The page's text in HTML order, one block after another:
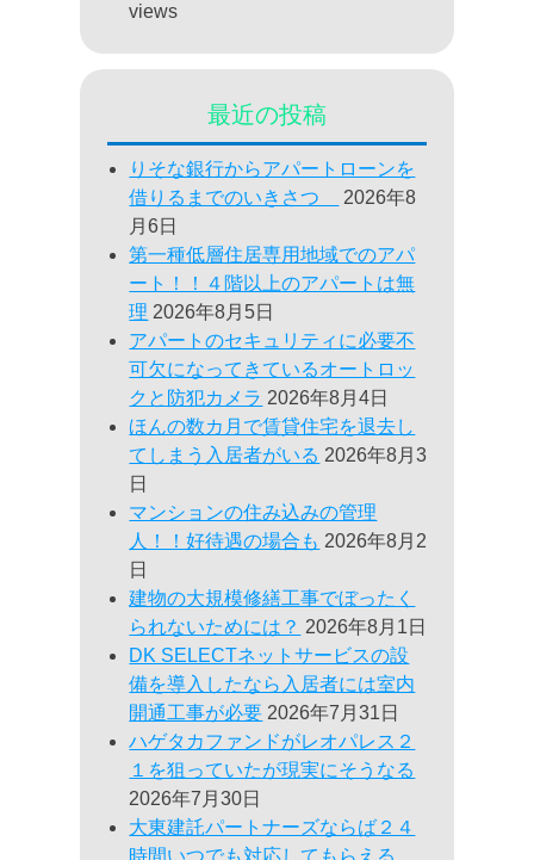
views
最近の投稿
りそな銀行からアパートローンを
借りるまでのいきさつ
2026年8
月6日
第一種低層住居専用地域でのアパ
ート！！４階以上のアパートは無
理 2026年8月5日
アパートのセキュリティに必要不
可欠になってきているオートロッ
クと防犯カメラ 2026年8月4日
ほんの数カ月で賃貸住宅を退去し
てしまう入居者がいる 2026年8月3
日
マンションの住み込みの管理
人！！好待遇の場合も 2026年8月2
日
建物の大規模修繕工事でぼったく
られないためには？ 2026年8月1日
DK SELECTネットサービスの設
備を導入したなら入居者には室内
開通工事が必要 2026年7月31日
ハゲタカファンドがレオパレス２
１を狙っていたが現実にそうなる
2026年7月30日
大東建託パートナーズならば２４
時間いつでも対応してもらえる